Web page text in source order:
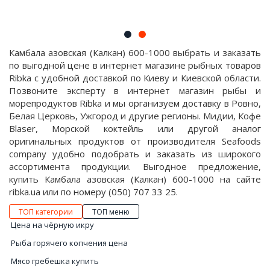
Камбала азовская (Калкан) 600-1000 выбрать и заказать
по выгодной цене в интернет магазине рыбных товаров
Ribka с удобной доставкой по Киеву и Киевской области.
Позвоните эксперту в интернет магазин рыбы и
морепродуктов Ribka и мы организуем доставку в Ровно,
Белая Церковь, Ужгород и другие регионы. Мидии, Кофе
Blaser, Морской коктейль или другой аналог
оригинальных продуктов от производителя Seafoods
company удобно подобрать и заказать из широкого
ассортимента продукции. Выгодное предложение,
купить Камбала азовская (Калкан) 600-1000 на сайте
ribka.ua или по номеру (050) 707 33 25.
ТОП категории ТОП меню
Цена на чёрную икру
Рыба горячего копчения цена
Мясо гребешка купить